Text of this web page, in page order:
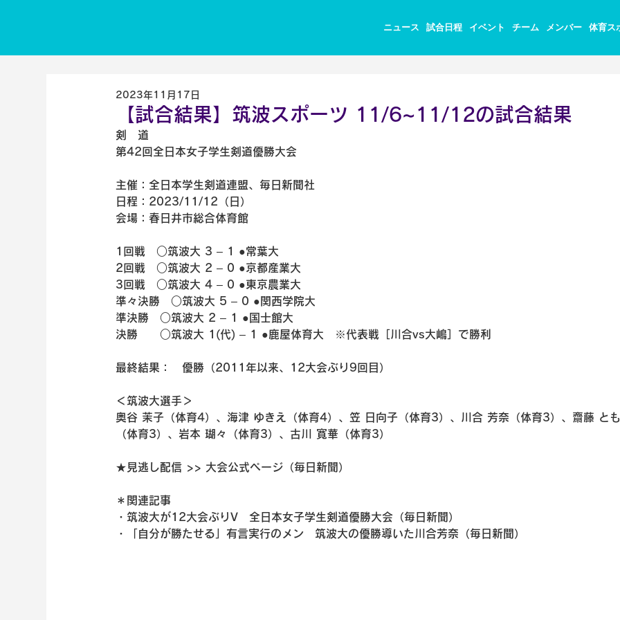
ニュース 試合日程 イベント チーム メンバー 体育ス
【試合結果】筑波スポーツ 11/6~11/12の試合結果
2023年11月17日
剣　道
第42回全日本女子学生剣道優勝大会
主催：全日本学生剣道連盟、毎日新聞社
日程：2023/11/12（日）
会場：春日井市総合体育館
1回戦　○筑波大 3 – 1 ●常葉大
2回戦　○筑波大 2 – 0 ●京都産業大
3回戦　○筑波大 4 – 0 ●東京農業大
準々決勝　○筑波大 5 – 0 ●関西学院大
準決勝　○筑波大 2 – 1 ●国士館大
決勝　　○筑波大 1(代) – 1 ●鹿屋体育大　※代表戦［川合vs大嶋］で勝利
最終結果：　優勝（2011年以来、12大会ぶり9回目）
＜筑波大選手＞
奥谷 茉子（体育4）、海津 ゆきえ（体育4）、笠 日向子（体育3）、川合 芳奈（体育3）、齋藤 と
（体育3）、岩本 瑚々（体育3）、古川 寛華（体育3）
★見逃し配信 >> 大会公式ページ（毎日新聞）
＊関連記事
・筑波大が12大会ぶりV　全日本女子学生剣道優勝大会（毎日新聞）
・「自分が勝たせる」有言実行のメン　筑波大の優勝導いた川合芳奈（毎日新聞）